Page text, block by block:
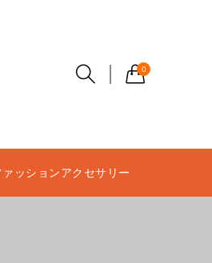
0
ァッションアクセサリー